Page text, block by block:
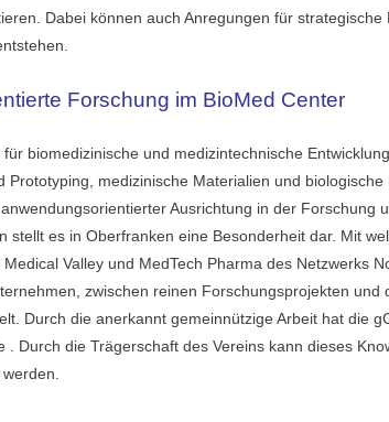
Dabei können auch Anregungen für strategische
Forschung im BioMed Center
biomedizinische und medizintechnische
medizinische Materialien und biologische
Ausrichtung in der Forschung
es in Oberfranken eine Besonderheit dar. Mit
Valley und MedTech Pharma des Netzwerks
zwischen reinen Forschungsprojekten und
Durch die anerkannt gemeinnützige Arbeit hat die
Durch die Trägerschaft des Vereins kann dieses